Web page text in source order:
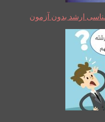
ارشد بدون آزمون